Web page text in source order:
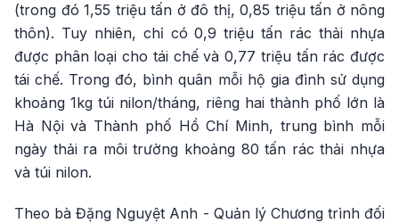
(trong đó 1,55 triệu tấn ở đô thị, 0,85 triệu tấn ở nông
thôn). Tuy nhiên, chỉ có 0,9 triệu tấn rác thải nhựa
được phân loại cho tái chế và 0,77 triệu tấn rác được
tái chế. Trong đó, bình quân mỗi hộ gia đình sử dụng
khoảng 1kg túi nilon/tháng, riêng hai thành phố lớn là
Hà Nội và Thành phố Hồ Chí Minh, trung bình mỗi
ngày thải ra môi trường khoảng 80 tấn rác thải nhựa
và túi nilon.
Theo bà Đặng Nguyệt Anh - Quản lý Chương trình đối